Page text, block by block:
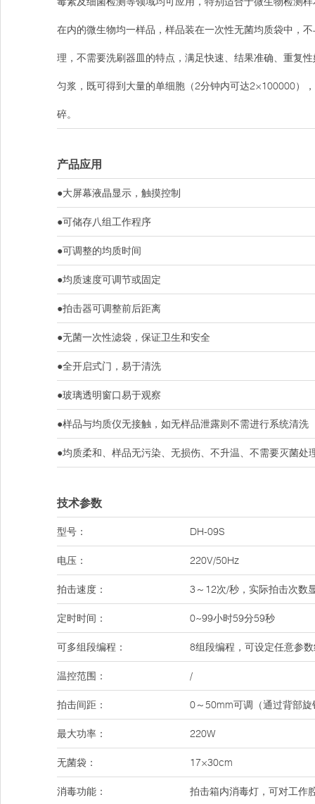
在内的微生物均一样品，样品装在一次性无菌均质袋中，
理，不需要洗刷器皿的特点，满足快速、结果准确、重复
匀浆，既可得到大量的单细胞（2分钟内可达2×100000）
碎。
产品应用
●大屏幕液晶显示，触摸控制
●可储存八组工作程序
●可调整的均质时间
●均质速度可调节或固定
●拍击器可调整前后距离
●无菌一次性滤袋，保证卫生和安全
●全开启式门，易于清洗
●玻璃透明窗口易于观察
●样品与均质仪无接触，如无样品泄露则不需进行系统清洗
●均质柔和、样品无污染、无损伤、不升温、不需要灭菌处
技术参数
型号： DH-09S
电压： 220V/50Hz
拍击速度： 3～12次/秒，实际拍击次数
定时时间： 0~99小时59分59秒
可多组段编程： 8组段编程，可设定任意参
温控范围： /
拍击间距： 0～50mm可调（通过背部旋
最大功率： 220W
无菌袋： 17×30cm
消毒功能： 拍击箱内消毒灯，可对工作